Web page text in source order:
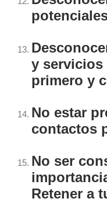
y servicios
primero y
No estar
contactos
No ser
Retener a